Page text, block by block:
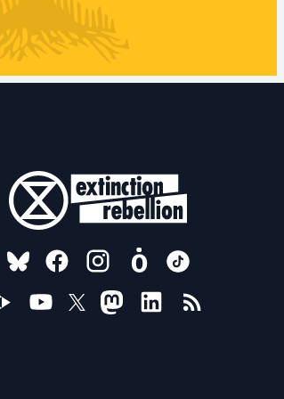
FOLLOW US ON